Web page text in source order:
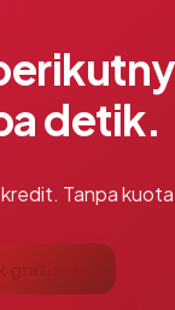
detik.
Tanpa
gratis →